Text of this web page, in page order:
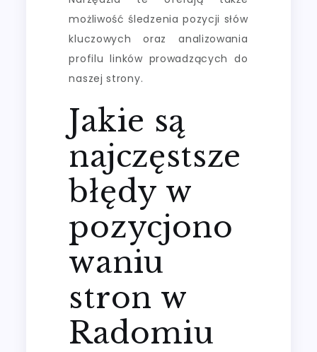
możliwość śledzenia pozycji słów
kluczowych oraz analizowania
profilu linków prowadzących do
naszej strony.
Jakie są
najczęstsze
błędy w
pozycjono
waniu
stron w
Radomiu